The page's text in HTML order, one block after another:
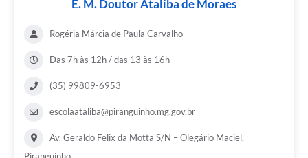
E. M. Doutor Ataliba de Moraes
Rogéria Márcia de Paula Carvalho
Das 7h às 12h / das 13 às 16h
(35) 99809-6953
escolaataliba@piranguinho.mg.gov.br
Av. Geraldo Felix da Motta S/N – Olegário Maciel,